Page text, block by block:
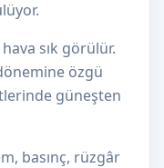
sık görülür.
özgü
güneşten
basınç, rüzgâr